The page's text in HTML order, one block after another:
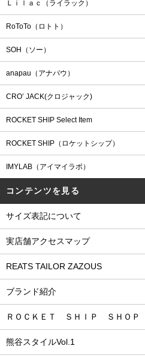
Ｌｉｌａｃ（ライラック）
RoToTo（ロトト）
SOH（ソー）
anapau（アナパウ）
CRO’ JACK(クロジャック)
ROCKET SHIP Select Item
ROCKET SHIP（ロケットシップ）
IMYLAB（アイマイラボ）
コンテンツを見る
サイズ表記について
実店舗アクセスマップ
REATS TAILOR ZAZOUS
ブランド紹介
ＲＯＣＫＥＴ ＳＨＩＰ ＳＨＯＰ
熊谷スタイルVol.1